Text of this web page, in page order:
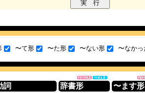
〜て形 〜た形 〜ない形 〜なかっ
詞 辞書形 〜ます形